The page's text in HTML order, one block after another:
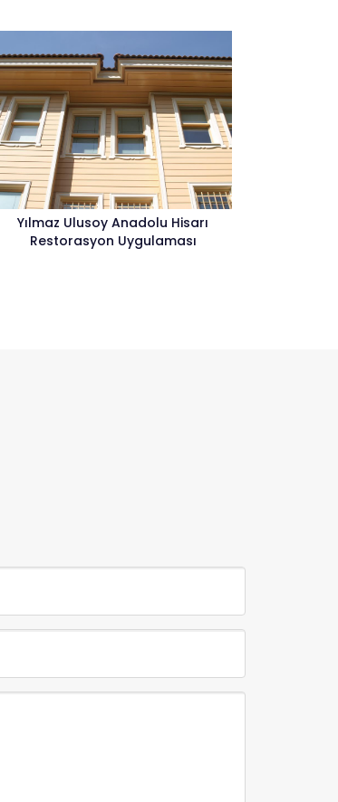
Yılmaz Ulusoy Anadolu Hisarı
Restorasyon Uygulaması